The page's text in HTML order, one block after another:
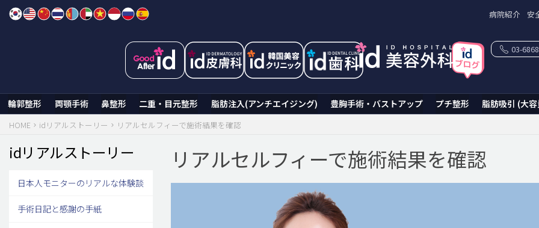
Skip
病院紹介 安
輪郭整形 両顎手術 鼻整形 二重・目元整形 脂肪注入(アンチエイジング) 豊胸手術・バストアップ プチ整形 脂肪吸引 (大
03-
HOME idリアルストーリー リアルセルフィーで施術結果を確認
リアルセルフィーで施術結果を確認
idリアルストーリー
日本人モニターのリアルな体験談
手術日記と感謝の手紙